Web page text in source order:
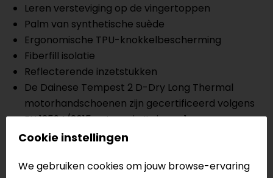
Leren versteviging op de vingertoppen
Palm van synthetische suède
Ergonomische TPU-knokkelbescherming
Fiberfill isolatie
Reflecterende inzetstukken
De Dainese Tempest 2 D-Dry Long Thermal
motorhandschoenen zijn gecertificeerd volgens
EN 13594/2015 categorie II niveau 1
Heb je meer informatie nodig over dit product?
Cookie instellingen
We gebruiken cookies om jouw browse-ervaring